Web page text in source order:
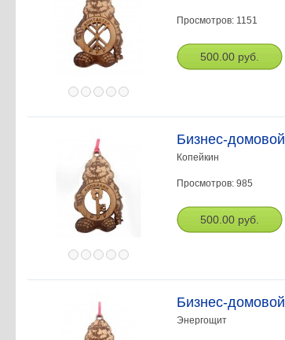
Просмотров: 1151
500.00 руб.
Бизнес-домовой
Копейкин
Просмотров: 985
500.00 руб.
Бизнес-домовой
Энергощит